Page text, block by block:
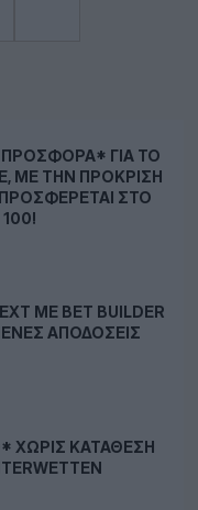
ΠΡΟΣΦΟΡΆ* ΓΙΑ ΤΟ
ΜΕ ΤΗΝ ΠΡΌΚΡΙΣΗ
ΣΤΟ
100!
ΜΕ BET BUILDER
ΑΠΟΔΌΣΕΙΣ
ΧΩΡΊΣ ΚΑΤΆΘΕΣΗ